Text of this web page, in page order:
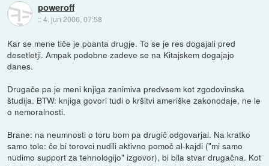
poweroff
::4. jun 2006, 07:58
Kar se mene tiče je poanta drugje. To se je res dogajali pred
desetletji. Ampak podobne zadeve se na Kitajskem dogajajo
danes.
Drugače pa je meni knjiga zanimiva predvsem kot zgodovinska
študija. BTW: knjiga govori tudi o kršitvi ameriške zakonodaje, ne le
o nemoralnosti.
Brane: na neumnosti o toru bom pa drugič odgovarjal. Na kratko
samo tole: če bi torovci nudili aktivno pomoč al-kajdi ("mi samo
nudimo support za tehnologijo" izgovor), bi bila stvar drugačna. Kot